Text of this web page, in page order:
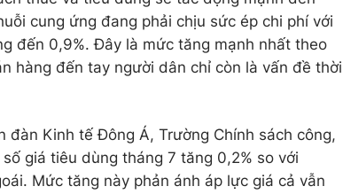
cung ứng đang phải chịu sức ép chi phí với
đến 0,9%. Đây là mức tăng mạnh nhất theo
hàng đến tay người dân chỉ còn là vấn đề thời
đàn Kinh tế Đông Á, Trường Chính sách công,
giá tiêu dùng tháng 7 tăng 0,2% so với
Mức tăng này phản ánh áp lực giá cả vẫn